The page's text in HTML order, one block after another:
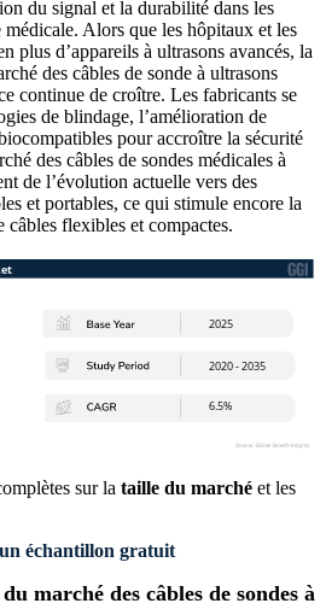
du signal et la durabilité dans les
médicale. Alors que les hôpitaux et les
plus d’appareils à ultrasons avancés, la
des câbles de sonde à ultrasons
continue de croître. Les fabricants se
de blindage, l’amélioration de
pour accroître la sécurité
des câbles de sondes médicales à
de l’évolution actuelle vers des
et portables, ce qui stimule encore la
câbles flexibles et compactes.
sur la taille du marché et les
échantillon gratuit
marché des câbles de sondes à